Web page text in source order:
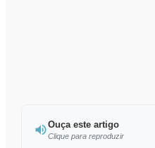
Ouça este artigo
Clique para reproduzir